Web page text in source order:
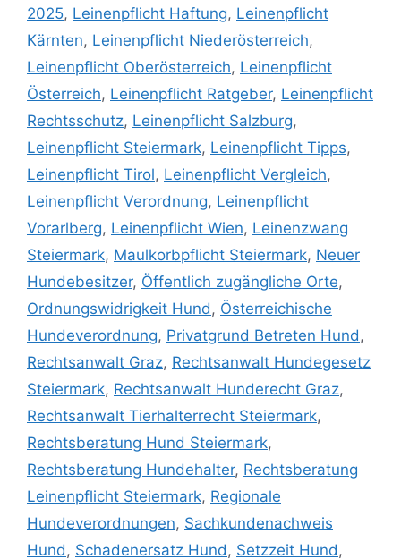
2025, Leinenpflicht Haftung, Leinenpflicht
Kärnten, Leinenpflicht Niederösterreich,
Leinenpflicht Oberösterreich, Leinenpflicht
Österreich, Leinenpflicht Ratgeber, Leinenpflicht
Rechtsschutz, Leinenpflicht Salzburg,
Leinenpflicht Steiermark, Leinenpflicht Tipps,
Leinenpflicht Tirol, Leinenpflicht Vergleich,
Leinenpflicht Verordnung, Leinenpflicht
Vorarlberg, Leinenpflicht Wien, Leinenzwang
Steiermark, Maulkorbpflicht Steiermark, Neuer
Hundebesitzer, Öffentlich zugängliche Orte,
Ordnungswidrigkeit Hund, Österreichische
Hundeverordnung, Privatgrund Betreten Hund,
Rechtsanwalt Graz, Rechtsanwalt Hundegesetz
Steiermark, Rechtsanwalt Hunderecht Graz,
Rechtsanwalt Tierhalterrecht Steiermark,
Rechtsberatung Hund Steiermark,
Rechtsberatung Hundehalter, Rechtsberatung
Leinenpflicht Steiermark, Regionale
Hundeverordnungen, Sachkundenachweis
Hund, Schadenersatz Hund, Setzzeit Hund,